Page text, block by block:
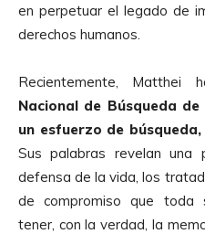
en perpetuar el legado de
derechos humanos.
Recientemente,
Nacional de Búsqueda
un esfuerzo de
Sus palabras revelan una
defensa de la vida, los
de compromiso que toda
tener, con la verdad, la